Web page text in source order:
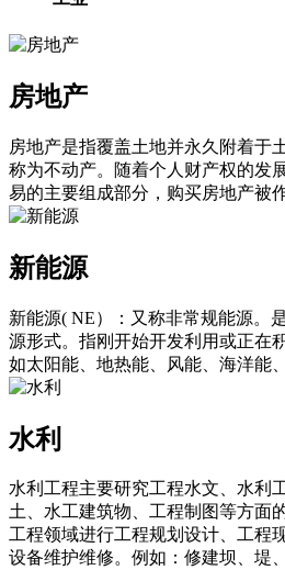
房地产
房地产是指覆盖土地并永久附着于
称为不动产。随着个人财产权的发
易的主要组成部分，购买房地产被
新能源
新能源( NE）：又称非常规能源。
源形式。指刚开始开发利用或正在
如太阳能、地热能、风能、海洋能
水利
水利工程主要研究工程水文、水利
土、水工建筑物、工程制图等方面
工程领域进行工程规划设计、工程
设备维护维修。例如：修建坝、堤